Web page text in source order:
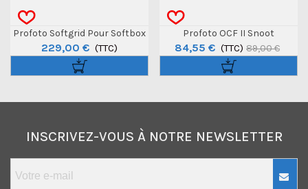
Profoto Softgrid Pour Softbox
Octa 5' - 150cm
229,00 € (TTC)
Profoto OCF II Snoot
84,55 € (TTC) 89,00 €
INSCRIVEZ-VOUS À NOTRE NEWSLETTER